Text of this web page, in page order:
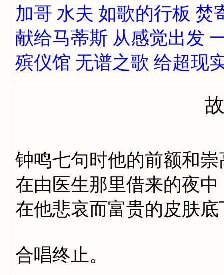
加哥 水夫 如歌的行板 焚
献给马蒂斯 从感觉出发
殡仪馆 无谱之歌 给超现
钟鸣七句时他的前额和
在由医生那里借来的夜中
在他悲哀而富贵的皮
合唱终止。